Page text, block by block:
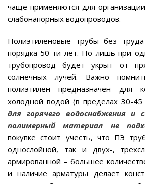
чаще применяются для
слабонапорных водопроводов.
Полиэтиленовые трубы без
порядка 50-ти лет. Но лишь при
трубопровод будет укрыт от
солнечных лучей. Важно
полиэтилен предназначен для
холодной водой (в пределах 30-45
для горячего водоснабжения и
полимерный материал не
покупке стоит учесть, что ПЭ
однослойной, так и двух-,
армированной – большее
и наличие арматуры делает